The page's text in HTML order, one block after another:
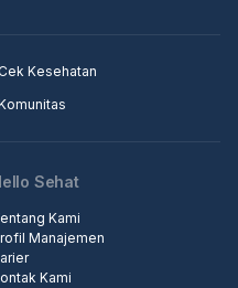
Cek Kesehatan
Sehat
Kami
Manajemen
Kami